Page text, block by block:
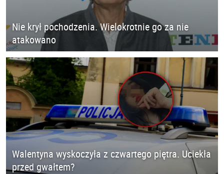
Nie krył pochodzenia. Wielokrotnie go za nie
atakowano
Walentyna wyskoczyła z czwartego piętra. Uciekła
przed gwałtem?